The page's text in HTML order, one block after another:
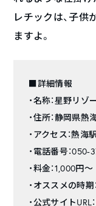
レチックは、子
ますよ。
■詳細情報
・名称：星野リ
・住所：静岡県
・アクセス：熱
・電話番号：
・料金：1,000円～
・オススメの時期
・公式サイトURL：